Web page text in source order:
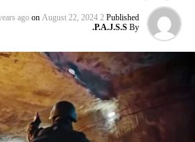
Published
2 years ago
on August 22, 2024
By
P.A.J.S.S.